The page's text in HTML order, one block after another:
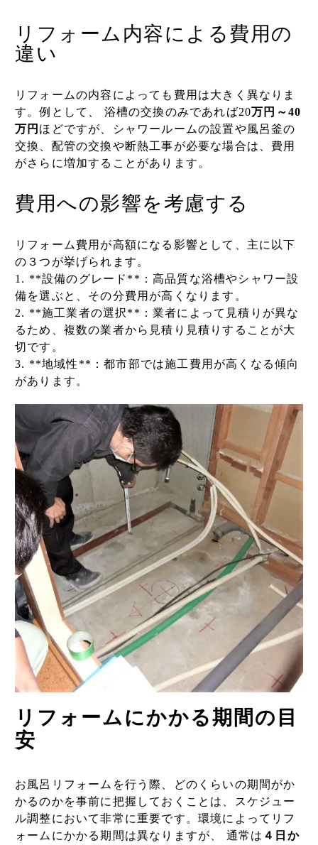
リフォーム内容による費用の
違い
リフォームの内容によっても費用は大きく異なりま
す。例として、 浴槽の交換のみであれば20万円～40
万円 ほどですが、シャワールームの設置や風呂釜の
交換、配管の交換や断熱工事が必要な場合は、費用
がさらに増加することがあります。
費用への影響を考慮する
リフォーム費用が高額になる影響として、主に以下
の３つが挙げられます。
1. **設備のグレード**：高品質な浴槽やシャワー設
備を選ぶと、その分費用が高くなります。
2. **施工業者の選択**：業者によって見積りが異な
るため、複数の業者から見積り見積りすることが大
切です。
3. **地域性**：都市部では施工費用が高くなる傾向
があります。
リフォームにかかる期間の目
安
お風呂リフォームを行う際、どのくらいの期間がか
かるのかを事前に把握しておくことは、スケジュー
ル調整において非常に重要です。環境によってリフ
ォームにかかる期間は異なりますが、 通常は ４日か